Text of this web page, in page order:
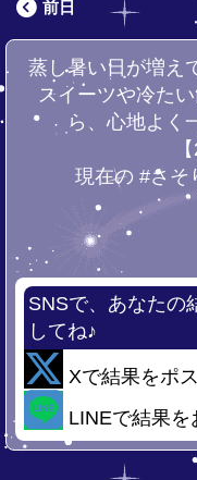
前日
蒸し暑い日が増え
スイーツや冷た
ら、心地よく
現在の #さそ
SNSで、あなたの
してね♪
Xで結果をポ
LINEで結果を